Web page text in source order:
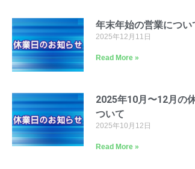
年末年始の営業につい
2025年12月11日
Read More »
2025年10月〜12月の
ついて
2025年10月12日
Read More »